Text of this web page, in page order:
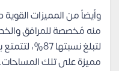
وأيضاً من المميزات القوية
منه مُخصصة للمرافق
لتبلغ نسبتها
مميزة على تلك المساحات.